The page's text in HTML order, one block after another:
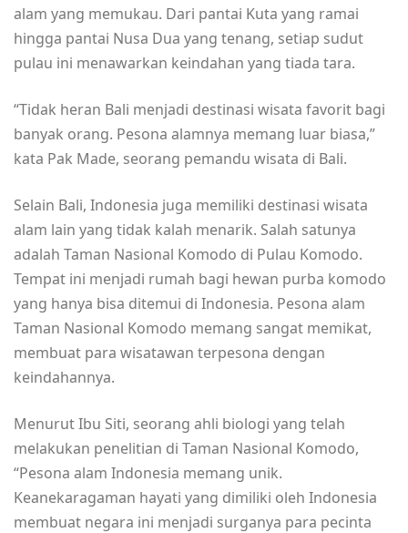
alam yang memukau. Dari pantai Kuta yang ramai
hingga pantai Nusa Dua yang tenang, setiap sudut
pulau ini menawarkan keindahan yang tiada tara.
“Tidak heran Bali menjadi destinasi wisata favorit bagi
banyak orang. Pesona alamnya memang luar biasa,”
kata Pak Made, seorang pemandu wisata di Bali.
Selain Bali, Indonesia juga memiliki destinasi wisata
alam lain yang tidak kalah menarik. Salah satunya
adalah Taman Nasional Komodo di Pulau Komodo.
Tempat ini menjadi rumah bagi hewan purba komodo
yang hanya bisa ditemui di Indonesia. Pesona alam
Taman Nasional Komodo memang sangat memikat,
membuat para wisatawan terpesona dengan
keindahannya.
Menurut Ibu Siti, seorang ahli biologi yang telah
melakukan penelitian di Taman Nasional Komodo,
“Pesona alam Indonesia memang unik.
Keanekaragaman hayati yang dimiliki oleh Indonesia
membuat negara ini menjadi surganya para pecinta